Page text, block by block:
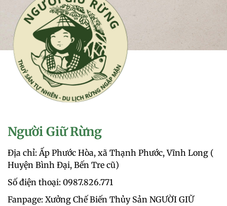
Người Giữ Rừng
Địa chỉ: Ấp Phước Hòa, xã Thạnh Phước, Vĩnh Long (
Huyện Bình Đại, Bến Tre cũ)
Số điện thoại: 0987.826.771‬
Fanpage: Xưởng Chế Biến Thủy Sản NGƯỜI GIỮ